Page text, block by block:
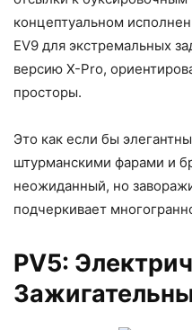
концептуальном
EV9 для экстремальных
версию X-Pro,
просторы.
Это как если бы
штурманскими фарами и
неожиданный, но
подчеркивает
PV5: